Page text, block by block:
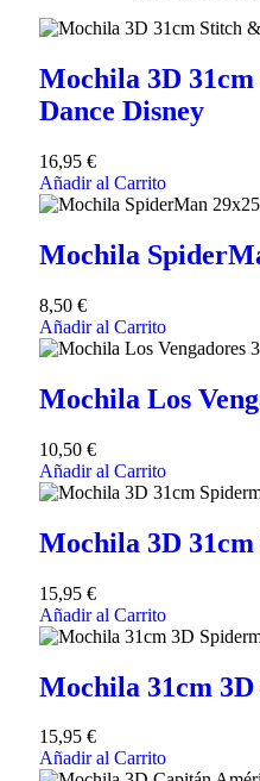
Mochila 3D
Dance Disney
16,95 €
Añadir al Carrito
Mochila
8,50 €
Añadir al Carrito
Mochila Los
10,50 €
Añadir al Carrito
Mochila 3D
15,95 €
Añadir al Carrito
Mochila 31cm
15,95 €
Añadir al Carrito